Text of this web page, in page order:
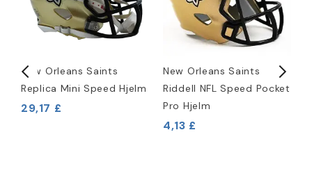
New Orleans Saints
Replica Mini Speed Hjelm
29,17 £
New Orleans Saints
Riddell NFL Speed Pocket
Pro Hjelm
4,13 £